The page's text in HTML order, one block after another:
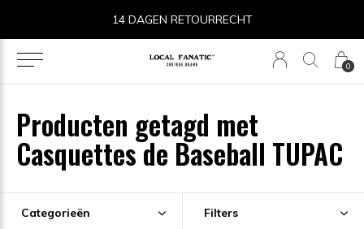
0
14 DAGEN RETOURRECHT
Producten getagd met
Casquettes de Baseball TUPAC
Categorieën Filters